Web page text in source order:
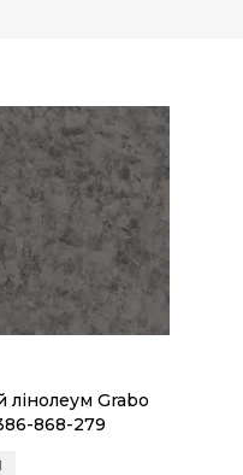
Grabo
868-279